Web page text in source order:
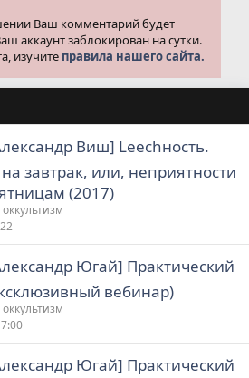
Ваш комментарий будет
аккаунт заблокирован на сутки.
изучите правила нашего сайта.
Виш] Leechность.
завтрак, или, неприятности
(2017)
Югай] Практический
вебинар)
Югай] Практический